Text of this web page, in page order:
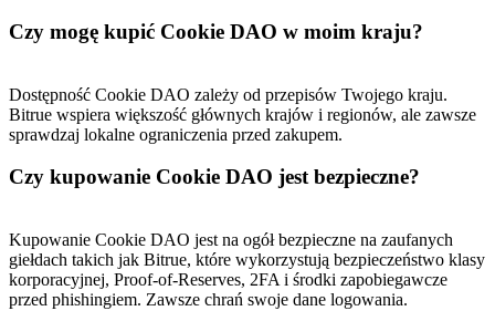
Czy mogę kupić Cookie DAO w moim kraju?
Dostępność Cookie DAO zależy od przepisów Twojego kraju.
Bitrue wspiera większość głównych krajów i regionów, ale zawsze
sprawdzaj lokalne ograniczenia przed zakupem.
Czy kupowanie Cookie DAO jest bezpieczne?
Kupowanie Cookie DAO jest na ogół bezpieczne na zaufanych
giełdach takich jak Bitrue, które wykorzystują bezpieczeństwo klasy
korporacyjnej, Proof-of-Reserves, 2FA i środki zapobiegawcze
przed phishingiem. Zawsze chrań swoje dane logowania.